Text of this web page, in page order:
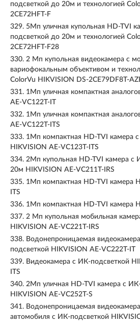
подсветкой до 20м и технологией
2CE72HFT-F
329. 5Мп уличная купольная HD-TVI
подсветкой до 20м и технологией
2CE72HFT-F28
330. 2 Мп купольная видеокамера с
вариофокальным объективом и
ColorVu HIKVISION DS-2CE79DF8T-
331. 1Мп уличная компактная
AE-VC122T-IT
332. 1Мп уличная компактная
AE-VC122T-ITS
333. 1Мп компактная HD-TVI камера
HIKVISION AE-VC123T-ITS
334. 2Мп купольная HD-TVI камера с
20м HIKVISION AE-VC211T-IRS
335. 1Мп компактная HD-TVI камера
ITS
336. 1Мп компактная HD-TVI камера
337. 2 Мп купольная мобильная
HIKVISION AE-VC221T-IRS
338. Водонепроницаемая
подсветкой HIKVISION AE-VC222T-IT
339. Видеокамера с ИК-подсветкой
ITS
340. 2Мп уличная HD-TVI камера с
HIKVISION AE-VC252T-S
341. Водонепроницаемая
автомобиля с ИК-подсветкой